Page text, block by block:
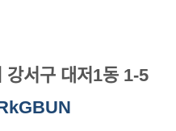
서구 대저1동 1-5